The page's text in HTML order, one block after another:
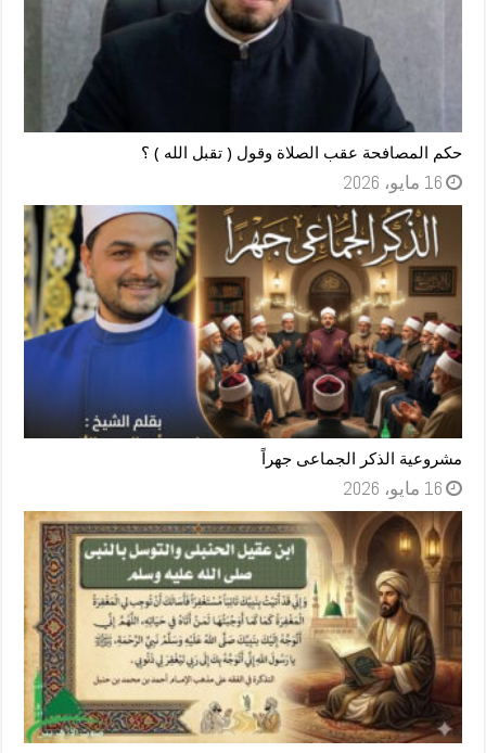
حكم المصافحة عقب الصلاة وقول ( تقبل الله ) ؟
16 مايو، 2026
مشروعية الذكر الجماعى جهراً
16 مايو، 2026